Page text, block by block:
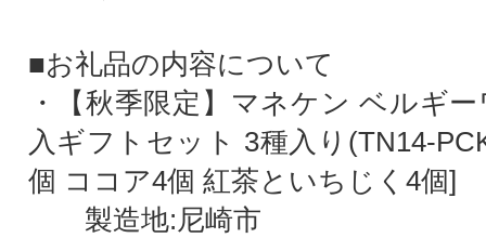
■お礼品の内容について
・【秋季限定】マネケン ベルギ
入ギフトセット 3種入り(TN14-
個 ココア4個 紅茶といちじく4個]
製造地:尼崎市